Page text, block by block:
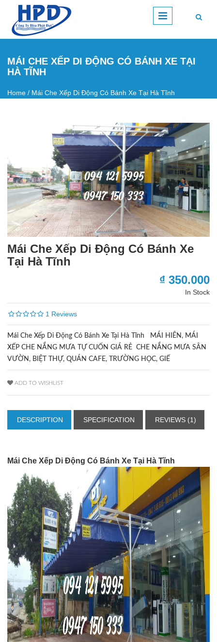
Skip to main content
MÁI CHE XẾP DI ĐỘNG CÓ BÁNH XE TẠI
HÀ TĨNH
You are here
Home / Mái Che Xếp Di Động Có Bánh Xe Tại Hà Tĩnh
Mái Che Xếp Di Động Có Bánh Xe
Tại Hà Tĩnh
₫ 350.000
In Stock
1 Reviews
Mái Che Xếp Di Động Có Bánh Xe Tại Hà Tĩnh MÁI HIÊN, MÁI
XẾP CHE NẮNG MƯA TỰ CUỐN GIÁ RẺ CHE NẮNG MƯA SÂN
VƯỜN, BIỆT THỰ, QUÁN CAFE, TRƯỜNG HỌC, GIẾ
ADD TO WISHLIST
DESCRIPTION SPECIFICATION REVIEWS (1)
Mái Che Xếp Di Động Có Bánh Xe Tại Hà Tĩnh